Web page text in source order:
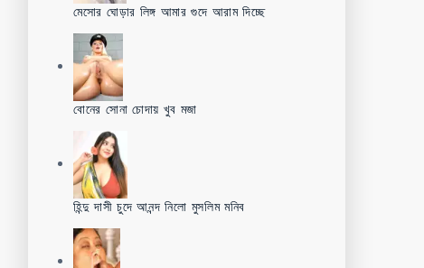
মেসোর ঘোড়ার লিঙ্গ আমার গুদে আরাম দিচ্ছে
বোনের সোনা চোদায় খুব মজা
হিন্দু দাসী চুদে আনন্দ নিলো মুসলিম মনিব